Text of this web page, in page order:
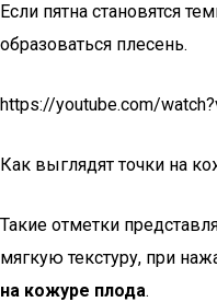
Если пятна становятся
образоваться плесень.
https://youtube.com/
Как выглядят точки на
Такие отметки
мягкую текстуру, при
на кожуре плода.